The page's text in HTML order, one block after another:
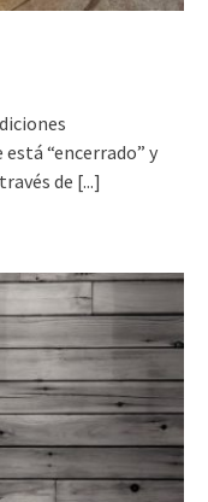
“encerrado” y
de [...]